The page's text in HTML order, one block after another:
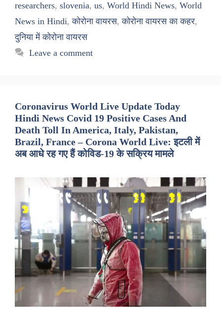
researchers, slovenia, us, World Hindi News, World
News in Hindi,कोरोना वायरस,कोरोना वायरस का कहर,
दुनिया में कोरोना वायरस
Leave a comment
Coronavirus World Live Update Today
Hindi News Covid 19 Positive Cases And
Death Toll In America, Italy, Pakistan,
Brazil, France – Corona World Live: इटली में
अब आधे रह गए हैं कोविड-19 के सक्रिय मामले